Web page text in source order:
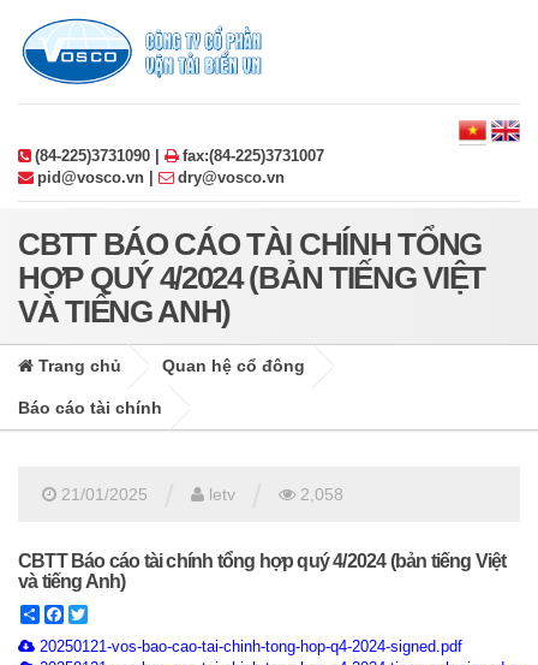
(84-225)3731090 |
fax:(84-225)3731007
pid@vosco.vn |
dry@vosco.vn
CBTT BÁO CÁO TÀI CHÍNH TỔNG
HỢP QUÝ 4/2024 (BẢN TIẾNG VIỆT
VÀ TIẾNG ANH)
Trang chủ Quan hệ cổ đông
Báo cáo tài chính
21/01/2025 letv 2,058
CBTT Báo cáo tài chính tổng hợp quý 4/2024 (bản tiếng Việt
và tiếng Anh)
ShareFacebook
20250121-vos-bao-cao-tai-chinh-tong-hop-q4-2024-signed.pdf